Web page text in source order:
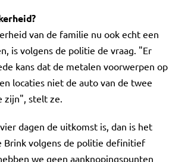
van de familie nu ook echt een
is volgens de politie de vraag. "Er
kans dat de metalen voorwerpen op
locaties niet de auto van de twee
zijn", stelt ze.
dagen de uitkomst is, dan is het
Brink volgens de politie definitief
we geen aanknopingspunten